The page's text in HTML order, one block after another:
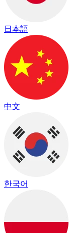
日本語
中文
한국어